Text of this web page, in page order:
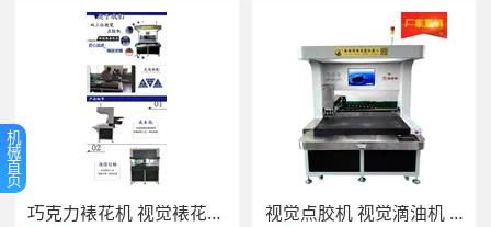
巧克力裱花机 视觉裱花机 棉花糖裱花机 视觉点胶机 视觉滴油机 全自动视觉点钻机
机
械
首
页